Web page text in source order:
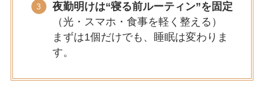
夜勤明けは“寝る前ルーティン”を固定
（光・スマホ・食事を軽く整える）
まずは1個だけでも、睡眠は変わりま
す。